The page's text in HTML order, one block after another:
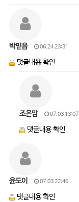
박믿음 06.24 23:31
댓글내용 확인
조은맘 07.03 13:07
댓글내용 확인
윤도이 07.03 22:46
댓글내용 확인